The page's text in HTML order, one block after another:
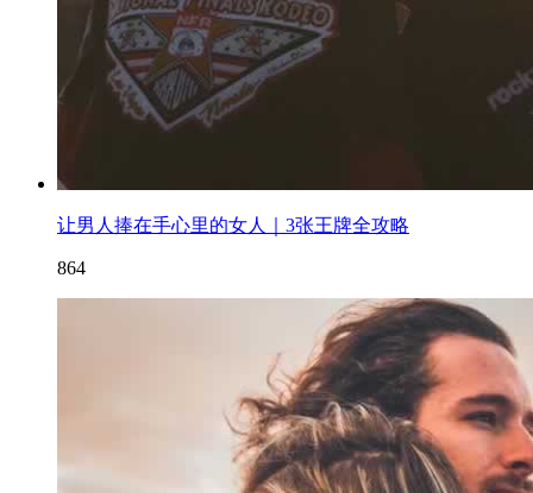
让男人捧在手心里的女人｜3张王牌全攻略
864